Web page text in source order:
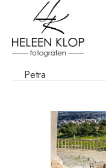
Petra